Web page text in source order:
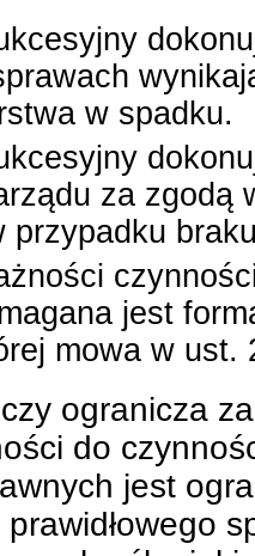
w spadku.
za zgodą
przypadku
jest
mowa w ust.
ogranicza
do
jest